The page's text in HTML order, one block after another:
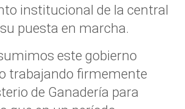
institucional de la central
puesta en marcha.
este gobierno
trabajando firmemente
de Ganadería para